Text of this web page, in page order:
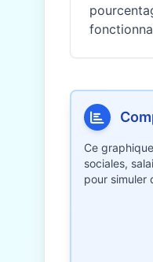
Ce
sociales,
pour simuler